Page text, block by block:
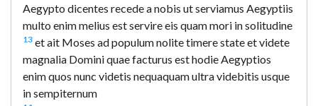
Aegypto dicentes recede a nobis ut serviamus Aegyptiis
multo enim melius est servire eis quam mori in solitudine
13 et ait Moses ad populum nolite timere state et videte
magnalia Domini quae facturus est hodie Aegyptios
enim quos nunc videtis nequaquam ultra videbitis usque
in sempiternum